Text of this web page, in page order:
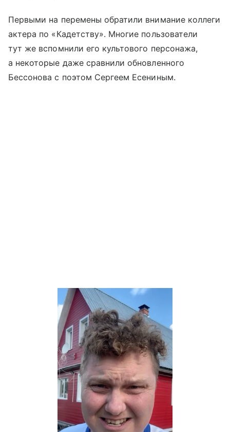
Первыми на перемены обратили внимание коллеги
актера по «Кадетству». Многие пользователи
тут же вспомнили его культового персонажа,
а некоторые даже сравнили обновленного
Бессонова с поэтом Сергеем Есениным.